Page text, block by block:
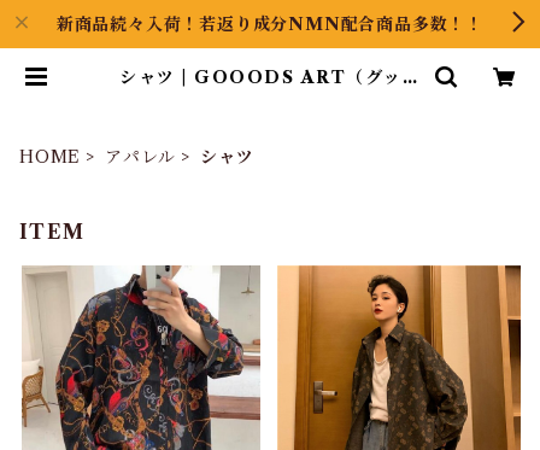
新商品続々入荷！若返り成分NMN配合商品多数！！
シャツ | GOOODS ART（グッズ
HOME
アパレル シャツ
ITEM